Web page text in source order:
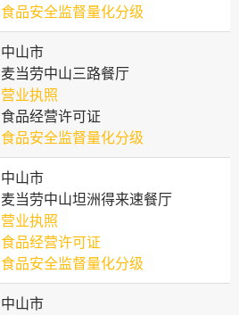
食品安全监督量化分级
中山市
麦当劳中山三路餐厅
营业执照
食品经营许可证
食品安全监督量化分级
中山市
麦当劳中山坦洲得来速餐厅
营业执照
食品经营许可证
食品安全监督量化分级
中山市